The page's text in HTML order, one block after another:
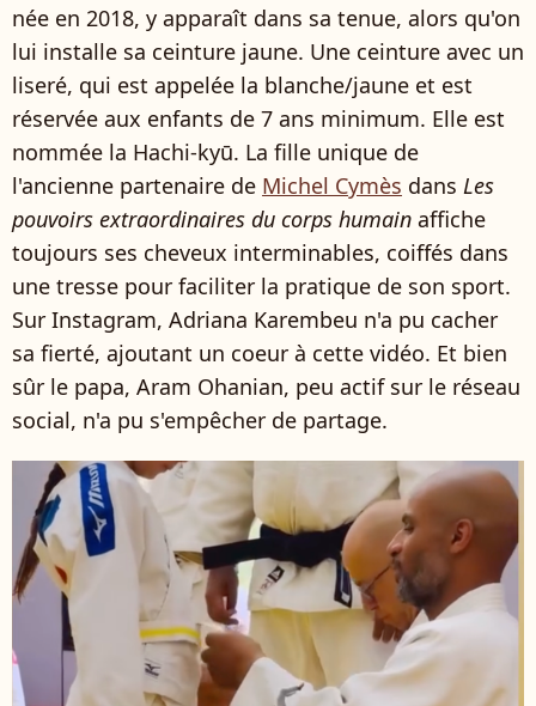
née en 2018, y apparaît dans sa tenue, alors qu'on
lui installe sa ceinture jaune. Une ceinture avec un
liseré, qui est appelée la blanche/jaune et est
réservée aux enfants de 7 ans minimum. Elle est
nommée la Hachi-kyū. La fille unique de
l'ancienne partenaire de Michel Cymès dans Les
pouvoirs extraordinaires du corps humain affiche
toujours ses cheveux interminables, coiffés dans
une tresse pour faciliter la pratique de son sport.
Sur Instagram, Adriana Karembeu n'a pu cacher
sa fierté, ajoutant un coeur à cette vidéo. Et bien
sûr le papa, Aram Ohanian, peu actif sur le réseau
social, n'a pu s'empêcher de partage.